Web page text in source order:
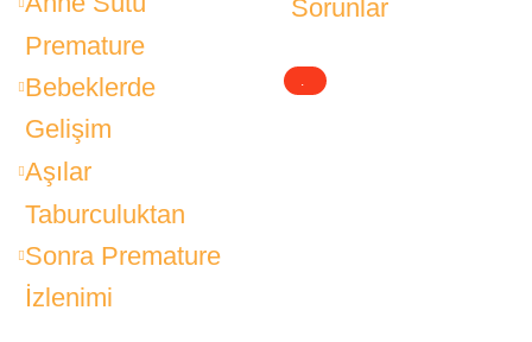
Premature
Bebeklerde
Gelişim
Aşılar
Taburculuktan
Sonra Premature
İzlenimi
Sorunlar
.